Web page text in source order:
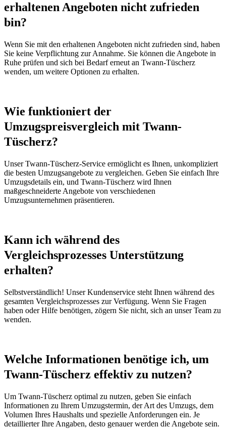
erhaltenen Angeboten nicht zufrieden
bin?
Wenn Sie mit den erhaltenen Angeboten nicht zufrieden sind, haben
Sie keine Verpflichtung zur Annahme. Sie können die Angebote in
Ruhe prüfen und sich bei Bedarf erneut an Twann-Tüscherz
wenden, um weitere Optionen zu erhalten.
Wie funktioniert der
Umzugspreisvergleich mit Twann-
Tüscherz?
Unser Twann-Tüscherz-Service ermöglicht es Ihnen, unkompliziert
die besten Umzugsangebote zu vergleichen. Geben Sie einfach Ihre
Umzugsdetails ein, und Twann-Tüscherz wird Ihnen
maßgeschneiderte Angebote von verschiedenen
Umzugsunternehmen präsentieren.
Kann ich während des
Vergleichsprozesses Unterstützung
erhalten?
Selbstverständlich! Unser Kundenservice steht Ihnen während des
gesamten Vergleichsprozesses zur Verfügung. Wenn Sie Fragen
haben oder Hilfe benötigen, zögern Sie nicht, sich an unser Team zu
wenden.
Welche Informationen benötige ich, um
Twann-Tüscherz effektiv zu nutzen?
Um Twann-Tüscherz optimal zu nutzen, geben Sie einfach
Informationen zu Ihrem Umzugstermin, der Art des Umzugs, dem
Volumen Ihres Haushalts und spezielle Anforderungen ein. Je
detaillierter Ihre Angaben, desto genauer werden die Angebote sein.